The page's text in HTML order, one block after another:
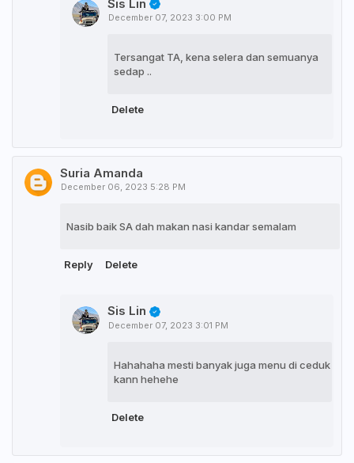
Sis Lin
December 07, 2023 3:00 PM
Tersangat TA, kena selera dan semuanya
sedap ..
Delete
Suria Amanda
December 06, 2023 5:28 PM
Nasib baik SA dah makan nasi kandar semalam
Reply Delete
Sis Lin
December 07, 2023 3:01 PM
Hahahaha mesti banyak juga menu di ceduk
kann hehehe
Delete